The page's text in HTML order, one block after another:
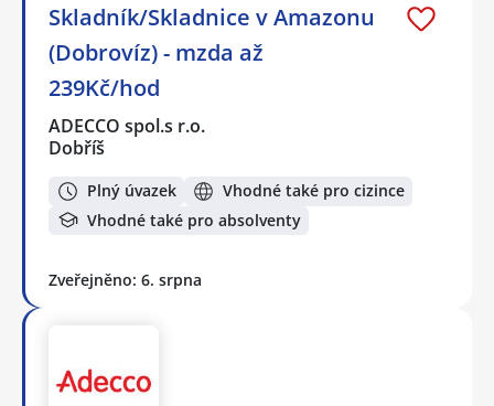
Skladník/Skladnice v Amazonu
(Dobrovíz) - mzda až
239Kč/hod
ADECCO spol.s r.o.
Dobříš
Plný úvazek
Vhodné také pro cizince
Vhodné také pro absolventy
Zveřejněno: 6. srpna